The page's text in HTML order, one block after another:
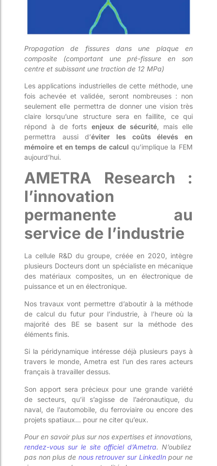
Propagation de fissures dans une plaque en
composite (comportant une pré-fissure en son
centre et subissant une traction de 12 MPa)
Les applications industrielles de cette méthode, une
fois achevée et validée, seront nombreuses : non
seulement elle permettra de donner une vision très
claire lorsqu’une structure sera en faillite, ce qui
répond à de forts enjeux de sécurité, mais elle
permettra aussi d’éviter les coûts élevés en
mémoire et en temps de calcul qu’implique la FEM
aujourd’hui.
AMETRA Research :
l’innovation
permanente au
service de l’industrie
La cellule R&D du groupe, créée en 2020, intègre
plusieurs Docteurs dont un spécialiste en mécanique
des matériaux composites, un en électronique de
puissance et un en électronique.
Nos travaux vont permettre d’aboutir à la méthode
de calcul du futur pour l’industrie, à l’heure où la
majorité des BE se basent sur la méthode des
éléments finis.
Si la péridynamique intéresse déjà plusieurs pays à
travers le monde, Ametra est l’un des rares acteurs
français à travailler dessus.
Son apport sera précieux pour une grande variété
de secteurs, qu’il s’agisse de l’aéronautique, du
naval, de l’automobile, du ferroviaire ou encore des
projets spatiaux… pour ne citer qu’eux.
Pour en savoir plus sur nos expertises et innovations,
rendez-vous sur le site officiel d’Ametra. N’oubliez
pas non plus de nous retrouver sur LinkedInpour ne